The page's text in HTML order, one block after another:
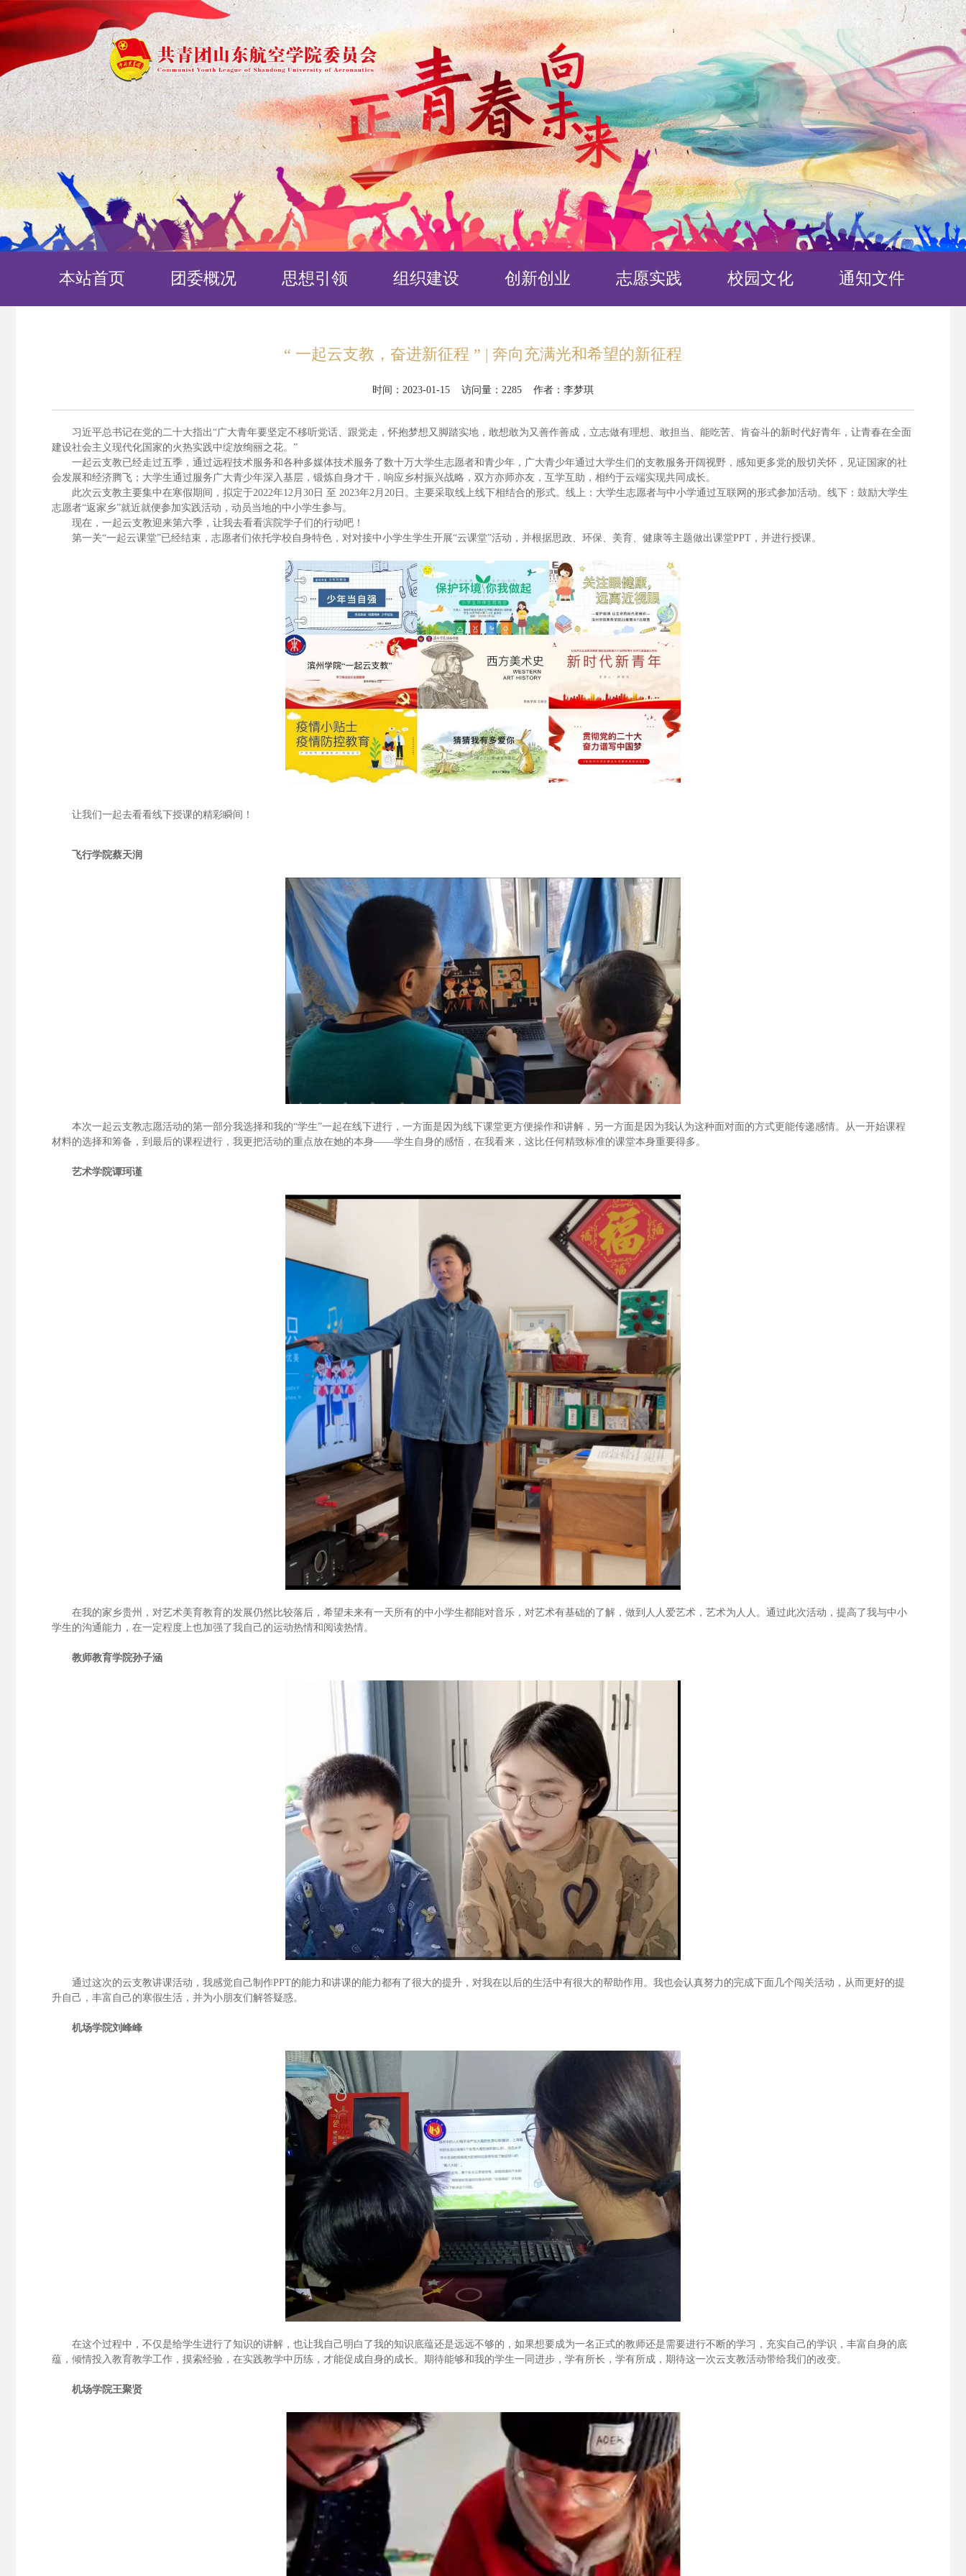
本站首页 团委概况 思想引领 组织建设 创新创业 志愿实践 校园文化 通知文件
“ 一起云支教，奋进新征程 ” | 奔向充满光和希望的新征程
时间：2023-01-15 访问量： 2285 作者：李梦琪
习近平总书记在党的二十大指出“广大青年要坚定不移听党话、跟党走，怀抱梦想又脚踏实地，敢想敢为又善作善成，立志做有理想、敢担当、能吃苦、肯奋斗的新时代好青年，让青春在全面
建设社会主义现代化国家的火热实践中绽放绚丽之花。”
一起云支教已经走过五季，通过远程技术服务和各种多媒体技术服务了数十万大学生志愿者和青少年，广大青少年通过大学生们的支教服务开阔视野，感知更多党的殷切关怀，见证国家的社
会发展和经济腾飞；大学生通过服务广大青少年深入基层，锻炼自身才干，响应乡村振兴战略，双方亦师亦友，互学互助，相约于云端实现共同成长。
此次云支教主要集中在寒假期间，拟定于2022年12 月 30日 至 2023年2 月 20日。 主要采取线上线下相结合的形式。 线上：大学生志愿者与中小学通过互联网的形式参加活动。 线下：鼓励大学生
志愿者“返家乡”就近就便参加实践活动，动员当地的中小学生参与。
现在，一起云支教迎来第六季，让我去看看滨院学子们的行动吧！
第一关“一起云课堂”已经结束，志愿者们依托学校自身特色，对对接中小学生学生开展“云课堂”活动，并根据思政、环保、美育、健康等主题做出课堂PPT ，并进行授课。
让我们一起去看看线下授课的精彩瞬间！
飞行学院蔡天润
本次一起云支教志愿活动的第一部分我选择和我的“学生”一起在线下进行，一方面是因为线下课堂更方便操作和讲解，另一方面是因为我认为这种面对面的方式更能传递感情。从一开始课程
材料的选择和筹备，到最后的课程进行，我更把活动的重点放在她的本身——学生自身的感悟，在我看来，这比任何精致标准的课堂本身重要得多。
艺术学院谭珂谨
在我的家乡贵州，对艺术美育教育的发展仍然比较落后，希望未来有一天所有的中小学生都能对音乐，对艺术有基础的了解，做到人人爱艺术，艺术为人人。通过此次活动，提高了我与中小
学生的沟通能力，在一定程度上也加强了我自己的运动热情和阅读热情。
教师教育学院孙子涵
通过这次的云支教讲课活动，我感觉自己制作PPT的能力和讲课的能力都有了很大的提升，对我在以后的生活中有很大的帮助作用。我也会认真努力的完成下面几个闯关活动，从而更好的提
升自己，丰富自己的寒假生活，并为小朋友们解答疑惑。
机场学院刘峰峰
在这个过程中，不仅是给学生进行了知识的讲解，也让我自己明白了我的知识底蕴还是远远不够的，如果想要成为一名正式的教师还是需要进行不断的学习，充实自己的学识，丰富自身的底
蕴，倾情投入教育教学工作，摸索经验，在实践教学中历练，才能促成自身的成长。期待能够和我的学生一同进步，学有所长，学有所成，期待这一次云支教活动带给我们的改变。
机场学院王聚贤